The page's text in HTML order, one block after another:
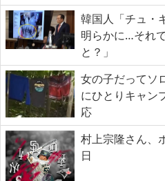
韓国人「チュ・
明らかに…それ
と？」
女の子だってソ
にひとりキャン
応
村上宗隆さん、
日